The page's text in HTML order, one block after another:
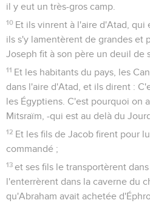
il y eut un très-gros camp.
10 Et ils vinrent à l'aire d'Atad, qui
ils s'y lamentèrent de grandes et
Joseph fit à son père un deuil de
11 Et les habitants du pays, les
dans l'aire d'Atad, et ils dirent :
les Égyptiens. C'est pourquoi on
Mitsraïm, -qui est au delà du
12 Et les fils de Jacob firent pour
commandé ;
13 et ses fils le transportèrent
l'enterrèrent dans la caverne du
qu'Abraham avait achetée